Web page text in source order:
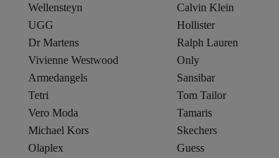
Wellensteyn
Calvin Klein
UGG
Hollister
Dr Martens
Ralph Lauren
Vivienne Westwood
Only
Armedangels
Sansibar
Tetri
Tom Tailor
Vero Moda
Tamaris
Michael Kors
Skechers
Olaplex
Guess